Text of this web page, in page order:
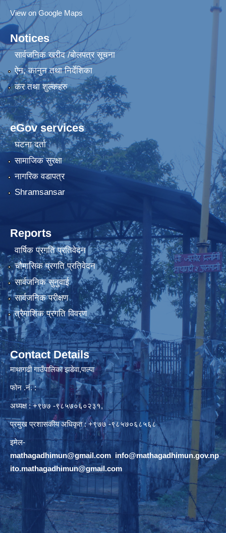
View on Google Maps
Notices
सार्वजनिक खरीद /बोलपत्र सूचना
ऐन, कानुन तथा निर्देशिका
कर तथा शुल्कहरु
eGov services
घटना दर्ता
सामाजिक सुरक्षा
नागरिक वडापत्र
Shramsansar
Reports
वार्षिक प्रगति प्रतिवेदन
चौमासिक प्रगति प्रतिवेदन
सार्वजनिक सुनुवाई
सार्वजनिक परीक्षण
त्रैमाशिक प्रगति विवरण
Contact Details
माथागढी गाउँपालिका झडेवा,पाल्पा
फोन .नं. :
अध्यक्ष : +९७७ -९८५७०६०२३१,
प्रमुख प्रशासकीय अधिकृत : +९७७ -९८५७०६८५६८
इमेल-
mathagadhimun@gmail.com, info@mathagadhimun.gov.np
ito.mathagadhimun@gmail.com